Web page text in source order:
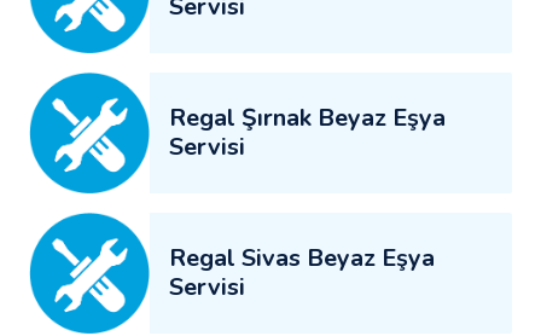
Regal Şırnak Beyaz Eşya
Servisi
Regal Sivas Beyaz Eşya
Servisi